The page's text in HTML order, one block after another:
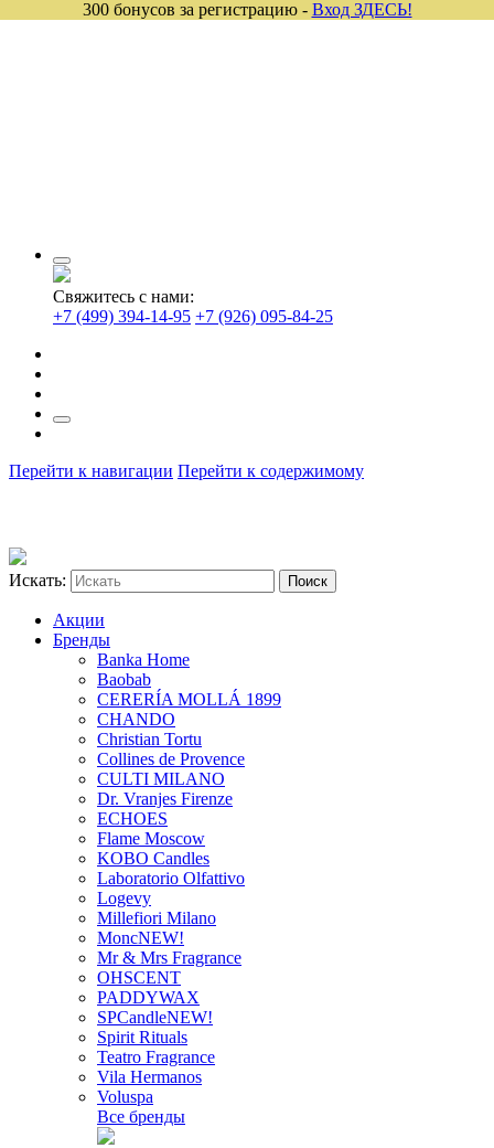
Свяжитесь с нами:
+7 (499) 394-14-95 +7 (926) 095-84-25
Перейти к навигации Перейти к содержимому
Искать:
Акции
Бренды
Banka Home
Baobab
CERERÍA MOLLÁ 1899
CHANDO
Christian Tortu
Collines de Provence
CULTI MILANO
Dr. Vranjes Firenze
ECHOES
Flame Moscow
KOBO Candles
Laboratorio Olfattivo
Logevy
Millefiori Milano
MoncNEW!
Mr & Mrs Fragrance
OHSCENT
PADDYWAX
SPCandleNEW!
Spirit Rituals
Teatro Fragrance
Vila Hermanos
Voluspa
Все бренды
300 бонусов за регистрацию - Вход ЗДЕСЬ!